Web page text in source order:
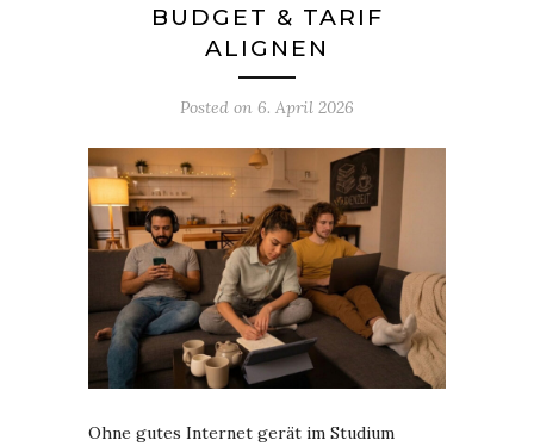
BUDGET & TARIF
ALIGNEN
Posted on 6. April 2026
Ohne gutes Internet gerät im Studium